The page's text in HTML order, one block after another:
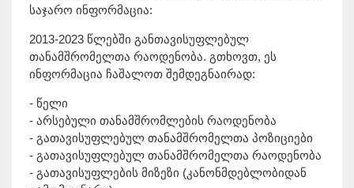
საჯარო ინფორმაცია:
2013-2023 წლებში განთავისუფლებულ
თანამშრომელთა რაოდენობა. გთხოვთ, ეს
ინფორმაცია ჩაშალოთ შემდეგნაირად:
- წელი
- არსებული თანამშრომლების რაოდენობა
- გათავისუფლებულ თანამშრომელთა პოზიციები
- გათავისუფლებულ თანამშრომელთა რაოდენობა
- გათავისუფლების მიზეზი (კანონმდებლობიდან